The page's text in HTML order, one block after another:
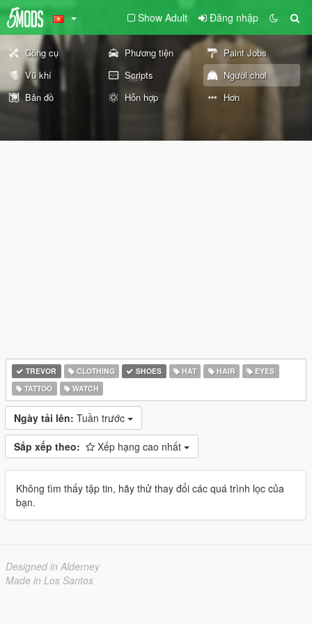
Show Adult Đăng nhập
Công cụ Phương tiện
Paint Jobs
Vũ khí
Scripts
Người chơi
Bản đồ
Hỗn hợp Hơn
TREVOR CLOTHING SHOES HAT HAIR
EYES
TATTOO
WATCH
Ngày tải lên: Tuần trước
Sắp xếp theo: Xếp hạng cao nhất
Không tìm thấy tập tin, hãy thử thay đổi các quá trình lọc của
bạn.
Designed in Alderney
Made in Los Santos